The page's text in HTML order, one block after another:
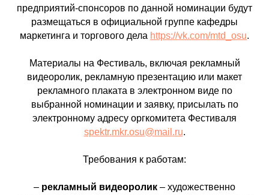
предприятий-спонсоров по данной номинации будут
размещаться в официальной группе кафедры
маркетинга и торгового дела https://vk.com/mtd_osu.
Материалы на Фестиваль, включая рекламный
видеоролик, рекламную презентацию или макет
рекламного плаката в электронном виде по
выбранной номинации и заявку, присылать по
электронному адресу оргкомитета Фестиваля
spektr.mkr.osu@mail .ru.
Требования к работам:
– рекламный видеоролик – художественно